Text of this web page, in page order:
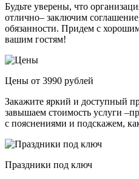
Будьте уверены, что
отлично– заключим
обязанности. Придем с
вашим гостям!
Цены от 3990 рублей
Закажите яркий и доступный
завышаем стоимость услуги
с пояснениями и подскажем,
Праздники под ключ